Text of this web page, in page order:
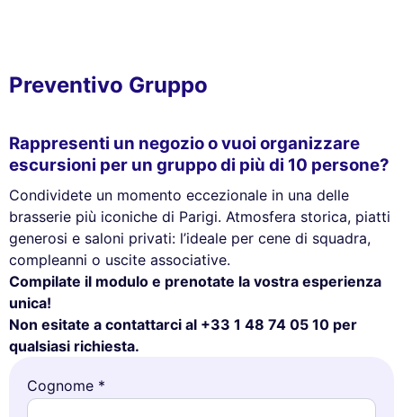
Preventivo Gruppo
Rappresenti un negozio o vuoi organizzare
escursioni per un gruppo di più di 10 persone?
Condividete un momento eccezionale in una delle
brasserie più iconiche di Parigi. Atmosfera storica, piatti
generosi e saloni privati: l’ideale per cene di squadra,
compleanni o uscite associative.
Compilate il modulo e prenotate la vostra esperienza
unica!
Non esitate a contattarci al +33 1 48 74 05 10 per
qualsiasi richiesta.
Cognome *